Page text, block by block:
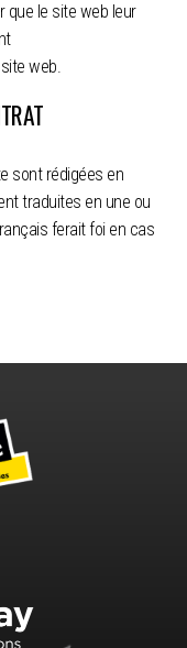
que le site web leur
web.
sont rédigées en
traduites en une ou
ferait foi en cas